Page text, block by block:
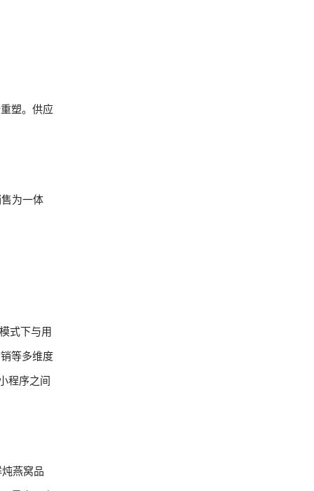
塑。供应
为一体
式下与用
等多维度
程序之间
燕窝品